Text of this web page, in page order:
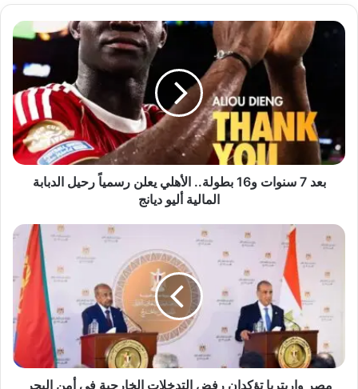
بعد
رسمياً
رحيل
الدبابة
ديانج
بعد 7 سنوات و16 بطولة.. الأهلي يعلن رسمياً رحيل الدبابة
المالية أليو ديانج
مصر
وإريتريا
رفض
التدخلات
الخارجية
أمن
البحر
الأحمر
مصر وإريتريا تؤكدان رفض التدخلات الخارجية في أمن البحر